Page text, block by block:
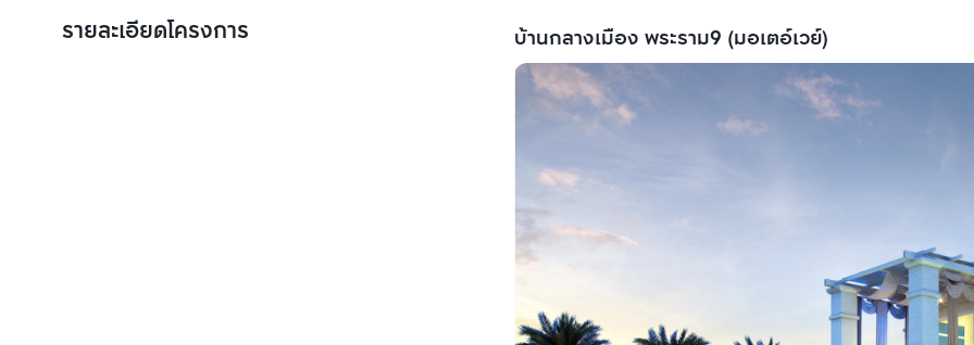
รายละเอียดโครงการ บ้านกลางเมือง พระราม9 (มอเตอ์เวย์)